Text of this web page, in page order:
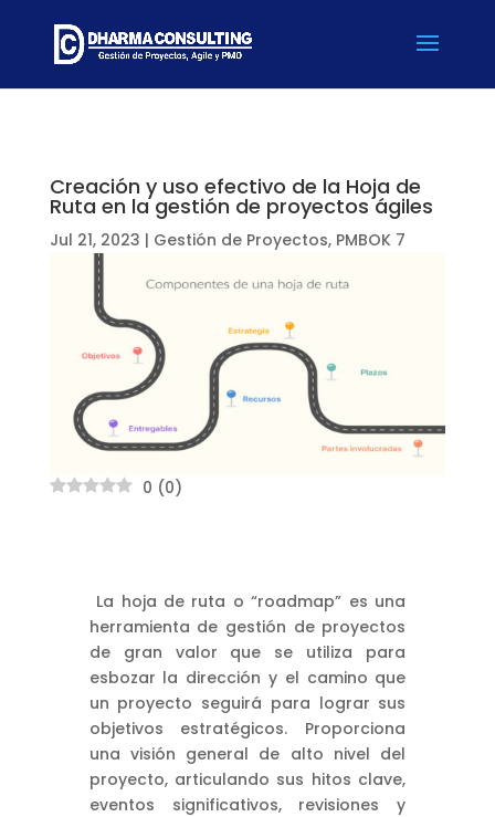
Creación y uso efectivo de la Hoja de
Ruta en la gestión de proyectos ágiles
Jul 21, 2023 | Gestión de Proyectos, PMBOK 7
0 (0)
La hoja de ruta o “roadmap” es una
herramienta de gestión de proyectos
de gran valor que se utiliza para
esbozar la dirección y el camino que
un proyecto seguirá para lograr sus
objetivos estratégicos. Proporciona
una visión general de alto nivel del
proyecto, articulando sus hitos clave,
eventos significativos, revisiones y